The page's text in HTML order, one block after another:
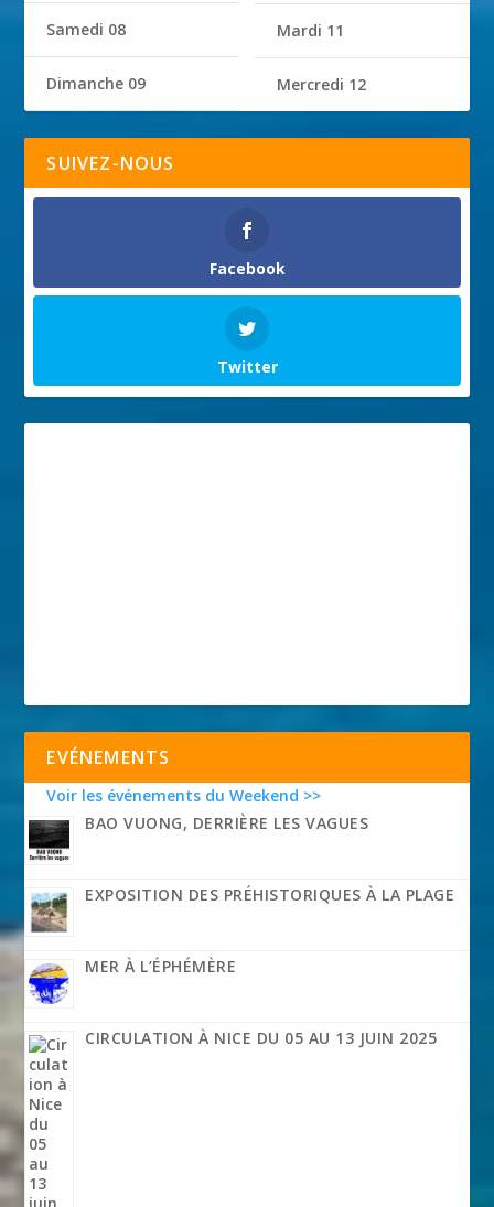
Samedi 08
Dimanche 09
Mardi 11
Mercredi 12
SUIVEZ-NOUS
Facebook
Twitter
EVÉNEMENTS
Voir les événements du Weekend >>
BAO VUONG, DERRIÈRE LES VAGUES
EXPOSITION DES PRÉHISTORIQUES À LA PLAGE
MER À L’ÉPHÉMÈRE
CIRCULATION À NICE DU 05 AU 13 JUIN 2025